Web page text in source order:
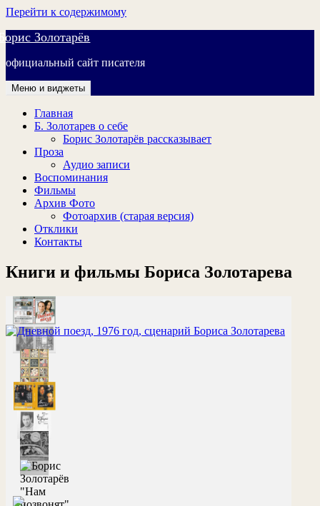
Перейти к содержимому
Золотарёв
официальный сайт писателя
Меню и виджеты
Главная
Б. Золотарев о себе
Борис Золотарёв рассказывает
Проза
Аудио записи
Воспоминания
Фильмы
Архив Фото
Фотоархив (старая версия)
Отклики
Контакты
Книги и фильмы Бориса Золотарева